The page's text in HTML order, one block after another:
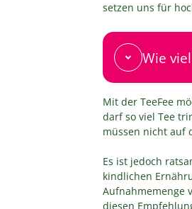
setzen uns für
Wie
Mit der TeeFee
darf so viel Tee
müssen nicht auf
Es ist jedoch
kindlichen
Aufnahmemenge
diesen